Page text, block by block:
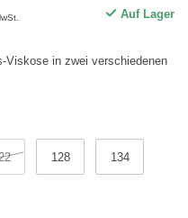
Auf Lager
Viskose in zwei verschiedenen
128 134